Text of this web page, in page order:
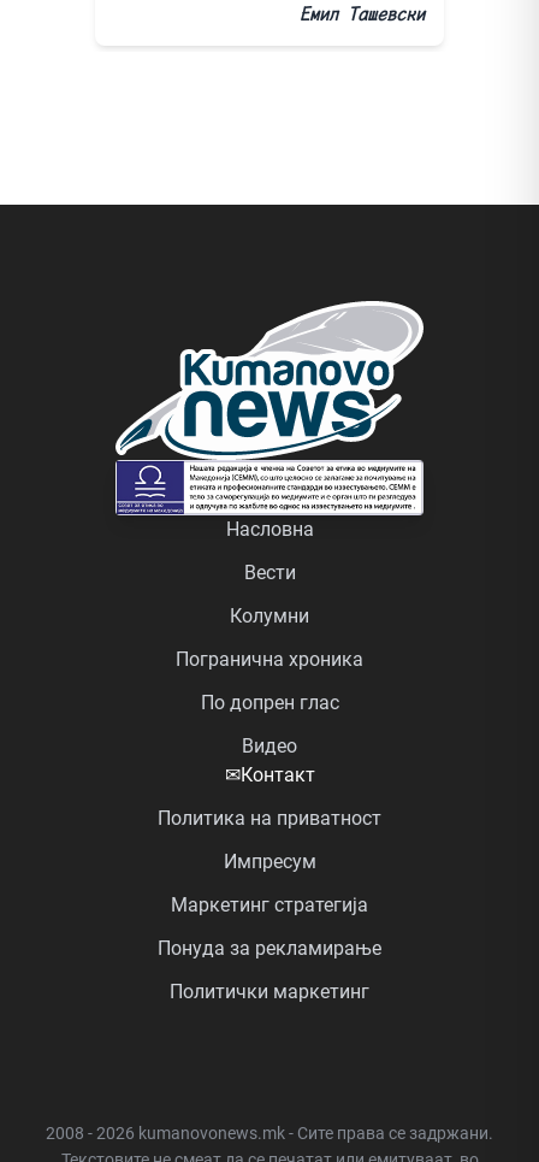
Емил Ташевски
Насловна
Вести
Колумни
Погранична хроника
По допрен глас
Видео
✉Контакт
Политика на приватност
Импресум
Маркетинг стратегија
Понуда за рекламирање
Политички маркетинг
2008 - 2026 kumanovonews.mk - Сите права се задржани.